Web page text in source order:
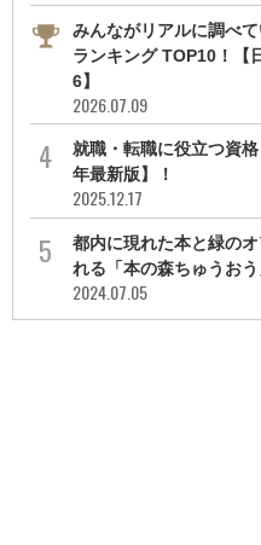
みんながリアルに調べ
ランキング TOP10！【
6】
2026.07.09
就職・転職に役立つ資
年最新版】！
2025.12.17
都内に現れた本と緑の
れる「本の森ちゅうお
2024.07.05